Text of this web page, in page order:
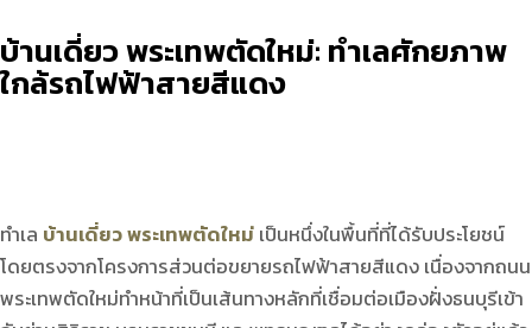
บ้านเดี่ยว พระเทพตัดใหม่: ทำเลศักยภาพ
ใกล้รถไฟฟ้าสายสีแดง
ทำเล บ้านเดี่ยว พระเทพตัดใหม่ เป็นหนึ่งในพื้นที่ที่ได้รับประโยชน์
โดยตรงจากโครงการส่วนต่อขยายรถไฟฟ้าสายสีแดง เนื่องจากถนน
พระเทพตัดใหม่ทำหน้าที่เป็นเส้นทางหลักที่เชื่อมต่อเมืองฝั่งธนบุรีเข้า